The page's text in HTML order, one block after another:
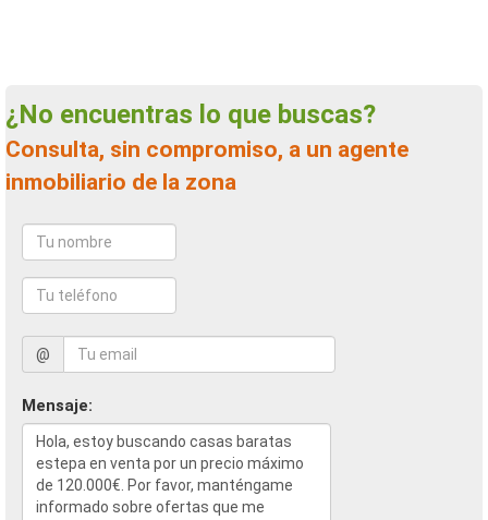
¿No encuentras lo que buscas?
Consulta, sin compromiso, a un agente
inmobiliario de la zona
@
Mensaje: